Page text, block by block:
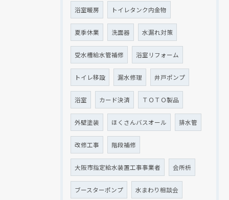
浴室暖房 トイレタンク内金物
夏季休業 洗面器 水漏れ対策
受水槽給水管補修 浴室リフォーム
トイレ移設 漏水修理 井戸ポンプ
浴室 カード決済 ＴＯＴＯ製品
外壁塗装 ほくさんバスオール 排水管
改修工事 階段補修
大阪市指定給水装置工事事業者 会所枡
ブースターポンプ 水まわり相談会